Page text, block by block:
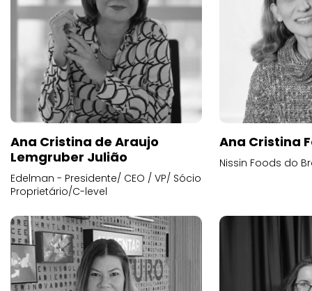
Ana Cristina de Araujo
Lemgruber Julião
Edelman - Presidente/ CEO / VP/ Sócio
Proprietário/C-level
Ana Cristina
Nissin Foods do